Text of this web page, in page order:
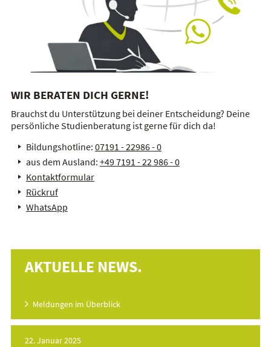
WIR BERATEN DICH GERNE!
Brauchst du Unterstützung bei deiner Entscheidung? Deine
persönliche Studienberatung ist gerne für dich da!
Bildungshotline: 07191 - 22986 - 0
aus dem Ausland: +49 7191 - 22 986 - 0
Kontaktformular
Rückruf
WhatsApp
AKTUELLE NEWS.
Meldungen im Überblick
22. Januar 2025